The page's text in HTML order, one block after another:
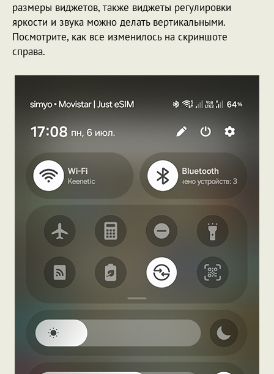
размеры виджетов, также виджеты регулировки
яркости и звука можно делать вертикальными.
Посмотрите, как все изменилось на скриншоте
справа.